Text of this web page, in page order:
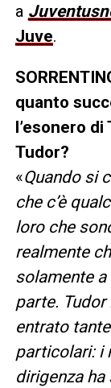
a
Juve.
quanto
l’esonero di
Tudor?
«Quando si
che c’è
loro che
realmente
solamente
parte. Tudor
entrato
particolari: i
dirigenza